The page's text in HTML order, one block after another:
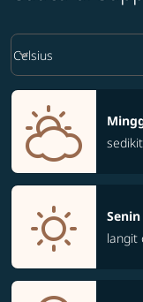
Weather unit option
Celsius
keyboard_arrow_down
Senin
langit